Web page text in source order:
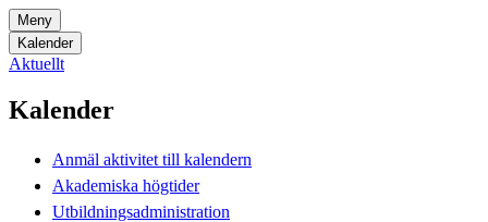
Meny
Kalender
Aktuellt
Kalender
Anmäl aktivitet till kalendern
Akademiska högtider
Utbildningsadministration